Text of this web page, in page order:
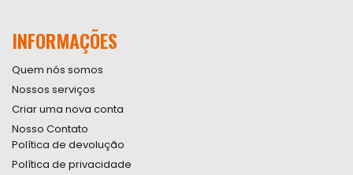
INFORMAÇÕES
Quem nós somos
Nossos serviços
Criar uma nova conta
Nosso Contato
Política de devolução
Política de privacidade